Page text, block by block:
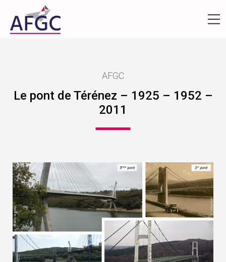
AFGC
Le pont de Térénez – 1925 – 1952 –
2011